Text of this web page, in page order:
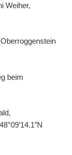
Weiher,
beim